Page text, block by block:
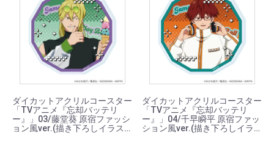
ダイカットアクリルコースター
「TVアニメ『忘却バッテリ
ー』」03/藤堂葵 原宿ファッシ
ョン風ver.(描き下ろしイラス
ダイカットアクリルコースター
「TVアニメ『忘却バッテリ
ー』」04/千早瞬平 原宿ファッ
ション風ver.(描き下ろしイラ